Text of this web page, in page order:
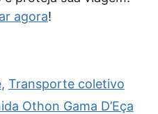
agora!
, Transporte coletivo
Othon Gama D’Eça